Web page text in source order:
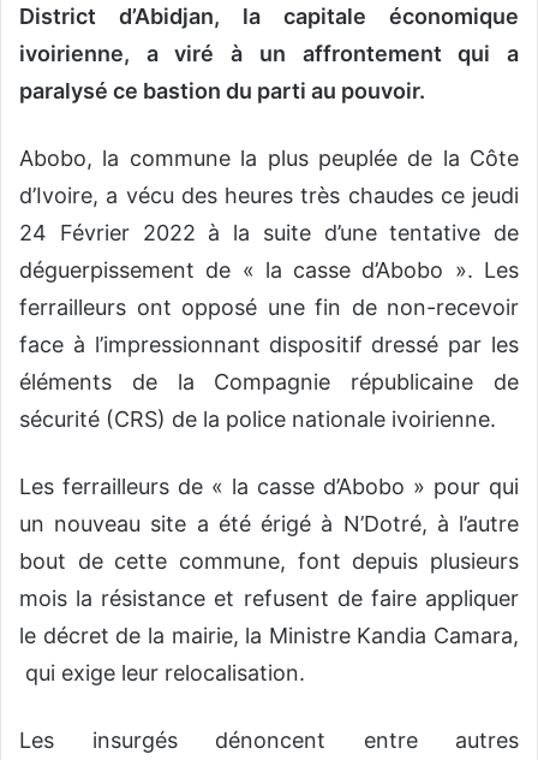
District d’Abidjan, la capitale économique
ivoirienne, a viré à un affrontement qui a
paralysé ce bastion du parti au pouvoir.
Abobo, la commune la plus peuplée de la Côte
d’Ivoire, a vécu des heures très chaudes ce jeudi
24 Février 2022 à la suite d’une tentative de
déguerpissement de « la casse d’Abobo ». Les
ferrailleurs ont opposé une fin de non-recevoir
face à l’impressionnant dispositif dressé par les
éléments de la Compagnie républicaine de
sécurité (CRS) de la police nationale ivoirienne.
Les ferrailleurs de « la casse d’Abobo » pour qui
un nouveau site a été érigé à N’Dotré, à l’autre
bout de cette commune, font depuis plusieurs
mois la résistance et refusent de faire appliquer
le décret de la mairie, la Ministre Kandia Camara,
qui exige leur relocalisation.
Les insurgés dénoncent entre autres